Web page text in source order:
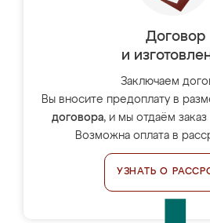
Договор
и
Заключаем
Вы вносите предоплату в
договора, и мы отдаём
Возможна оплата в
УЗНАТЬ О